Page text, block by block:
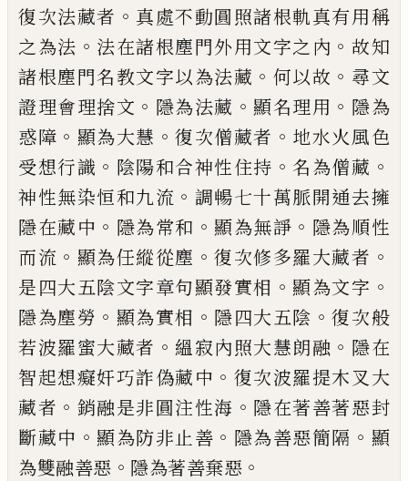
復次法藏者 。 真處不動圓照諸根軌真有用稱
之為法 。 法在諸根塵門外用文字之內 。 故知
諸根塵門名教文字以為法藏 。 何以故 。 尋文
證理會理捨文 。 隱為法藏 。 顯名理用 。 隱為
惑障 。 顯為大慧 。復次僧藏者 。 地水火風色
受想行識 。 陰陽和合神性住持 。名為僧藏 。
神性無染恒和九流 。 調暢七十萬脈開通去擁
隱在藏中 。 隱為常和 。 顯為無諍 。 隱為順性
而流 。 顯為任縱從塵 。復次修多羅大藏者 。
是四大五陰文字章句顯發實相 。 顯為文字 。
隱為塵勞 。 顯為實相 。 隱四大五陰 。復次般
若波羅蜜大藏者 。 縕寂內照大慧朗融 。 隱在
智起想癡奸巧詐偽藏中 。 復次波羅提木叉大
藏者 。 銷融是非圓注性海 。 隱在著善著惡封
斷藏中 。 顯為防非止善 。 隱為善惡簡隔 。 顯
為雙融善惡 。 隱為著善棄惡 。